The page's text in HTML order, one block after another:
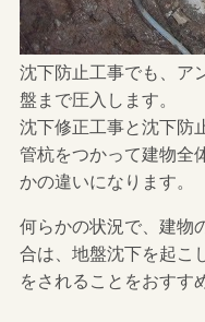
沈下防止工事でも、ア
盤まで圧入します。
沈下修正工事と沈下防
管杭をつかって建物全
かの違いになります。
何らかの状況で、建物
合は、地盤沈下を起こ
をされることをおすす